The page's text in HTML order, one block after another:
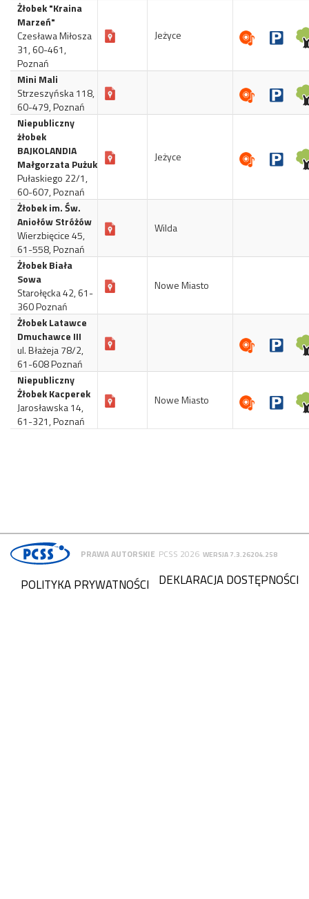
Żłobek "Kraina
Marzeń"
Czesława Miłosza
31, 60-461,
Poznań
Jeżyce
Mini Mali
Strzeszyńska 118,
60-479, Poznań
Niepubliczny
żłobek
BAJKOLANDIA
Małgorzata Pużuk
Pułaskiego 22/1,
60-607, Poznań
Jeżyce
Żłobek im. Św.
Aniołów Stróżów
Wierzbięcice 45,
61-558, Poznań
Wilda
Żłobek Biała
Sowa
Starołęcka 42, 61-
360 Poznań
Nowe Miasto
Żłobek Latawce
Dmuchawce III
ul. Błażeja 78/2,
61-608 Poznań
Niepubliczny
Żłobek Kacperek
Jarosławska 14,
61-321, Poznań
Nowe Miasto
PRAWA AUTORSKIE PCSS 2026 WERSJA 7.3.26204.258
DEKLARACJA DOSTĘPNOŚCI
POLITYKA PRYWATNOŚCI